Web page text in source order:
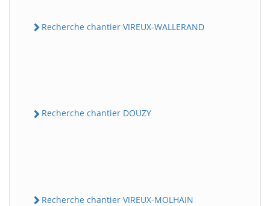
Recherche chantier VIREUX-WALLERAND
Recherche chantier DOUZY
Recherche chantier VIREUX-MOLHAIN